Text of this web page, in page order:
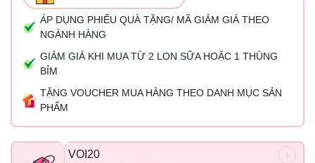
ÁP DỤNG PHIẾU QUÀ TẶNG/ MÃ GIẢM GIÁ THEO
NGÀNH HÀNG
GIẢM GIÁ KHI MUA TỪ 2 LON SỮA HOẶC 1 THÙNG
BỈM
TẶNG VOUCHER MUA HÀNG THEO DANH MỤC SẢN
PHẨM
VOI20